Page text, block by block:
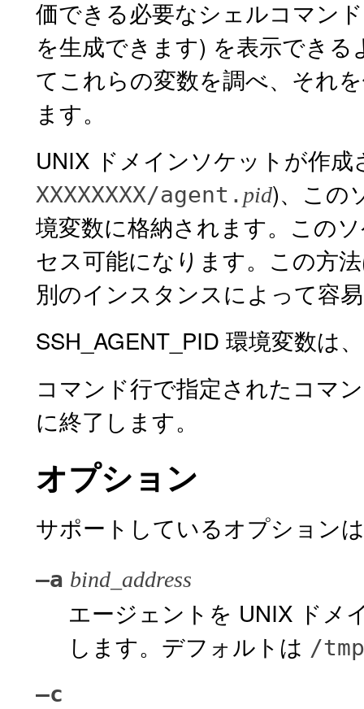
価できる必要なシェルコマン
を生成できます) を表示でき
てこれらの変数を調べ、それ
ます。
UNIX ドメインソケットが作成
XXXXXXXX/agent. pid)、この
境変数に格納されます。この
セス可能になります。この方
別のインスタンスによって容
SSH_AGENT_PID 環境変数は
コマンド行で指定されたコマ
に終了します。
オプション
サポートしているオプション
–a bind_address
エージェントを UNIX ドメ
します。デフォルトは /
–c